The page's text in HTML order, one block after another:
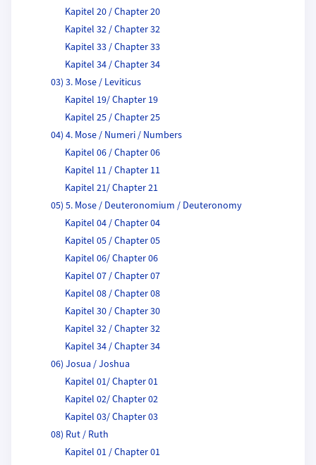
Kapitel 20 / Chapter 20
Kapitel 32 / Chapter 32
Kapitel 33 / Chapter 33
Kapitel 34 / Chapter 34
03) 3. Mose / Leviticus
Kapitel 19/ Chapter 19
Kapitel 25 / Chapter 25
04) 4. Mose / Numeri / Numbers
Kapitel 06 / Chapter 06
Kapitel 11 / Chapter 11
Kapitel 21/ Chapter 21
05) 5. Mose / Deuteronomium / Deuteronomy
Kapitel 04 / Chapter 04
Kapitel 05 / Chapter 05
Kapitel 06/ Chapter 06
Kapitel 07 / Chapter 07
Kapitel 08 / Chapter 08
Kapitel 30 / Chapter 30
Kapitel 32 / Chapter 32
Kapitel 34 / Chapter 34
06) Josua / Joshua
Kapitel 01/ Chapter 01
Kapitel 02/ Chapter 02
Kapitel 03/ Chapter 03
08) Rut / Ruth
Kapitel 01 / Chapter 01